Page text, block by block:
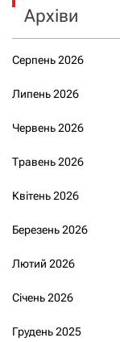
Архіви
Серпень 2026
Липень 2026
Червень 2026
Травень 2026
Квітень 2026
Березень 2026
Лютий 2026
Січень 2026
Грудень 2025